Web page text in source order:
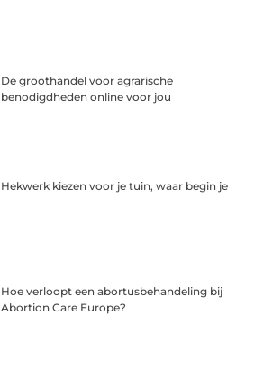
De groothandel voor agrarische
benodigdheden online voor jou
Hekwerk kiezen voor je tuin, waar begin je
Hoe verloopt een abortusbehandeling bij
Abortion Care Europe?